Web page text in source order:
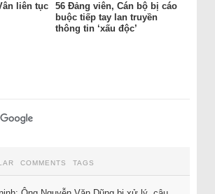
liên tục
56 Đảng viên, Cán bộ bị cáo
buộc tiếp tay lan truyền
thông tin ‘xấu độc’
COMMENTS TAGS